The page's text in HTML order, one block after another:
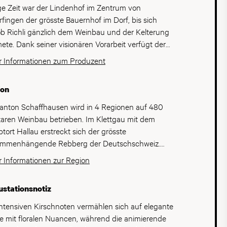
Zeit war der Lindenhof im Zentrum von
der grösste Bauernhof im Dorf, bis sich
Richli gänzlich dem Weinbau und der Kelterung
Dank seiner visionären Vorarbeit verfügt der
mit knapp 6 Hektaren über eine Auswahl von
interessantesten Lagen und Rebsorten. Im
somit verfügt das Weingut heute über eine breite
an Klettgauer Terroir. Das Rebbaugebiet Klettgau
sich am Rande des Mittelands im
des Schwarzwald. Für die Schweiz
das ein aussergewöhnlich mildes Klima mit
durch Kalkgesteine welche im Jura vor
von Matthias und Nuria geführt. Matthias
aus dem liechtensteiner Rheintal und hat sich
Studium der Biochemie dem Weinbau
Informationen zum Produzent
Schaffhausen wird in 4 Regionen auf 480
Weinbau betrieben. Im Klettgau mit dem
Hallau erstreckt sich der grösste
Rebberg der Deutschschweiz.
ist Hallau die flächenmässig grösste
der Deutschweiz. Das Klima ist durch
Hauptsorte im Schauffhauser Weinberg ist
Noir, der über 60% der Gesamtrebfläche
Nebst den geschätzten Rotweinen sorgen
Informationen zur Region
Kirschnoten vermählen sich auf elegante
mit floralen Nuancen, während die animierende